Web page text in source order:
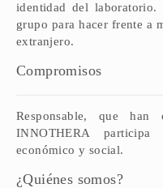
identidad del
grupo para hacer frente a
extranjero.
Compromisos
Responsable, que
INNOTHERA
económico y social.
¿Quiénes somos?